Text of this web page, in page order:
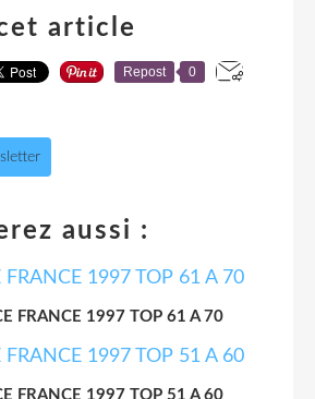
article
Repost 0
aussi :
FRANCE 1997 TOP 61 A 70
FRANCE 1997 TOP 51 A 60